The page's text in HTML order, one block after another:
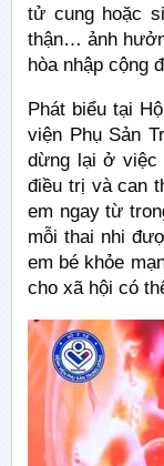
tử cung hoặc
thận… ảnh
hòa nhập cộng
Phát biểu tại
viện Phụ Sản
dừng lại ở việc
điều trị và can
em ngay từ
mỗi thai nhi
em bé khỏe
cho xã hội có